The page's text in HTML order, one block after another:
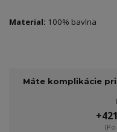
Material: 100% bavlna
Máte komplikácie